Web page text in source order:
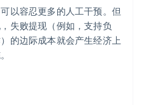
以容忍更多的人工干预。但
失败提现（例如，支持负
的边际成本就会产生经济上